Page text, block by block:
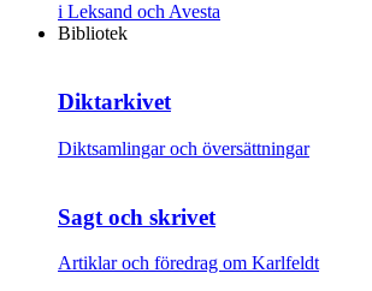
i Leksand och Avesta
Bibliotek
Diktarkivet
Diktsamlingar och översättningar
Sagt och skrivet
Artiklar och föredrag om Karlfeldt